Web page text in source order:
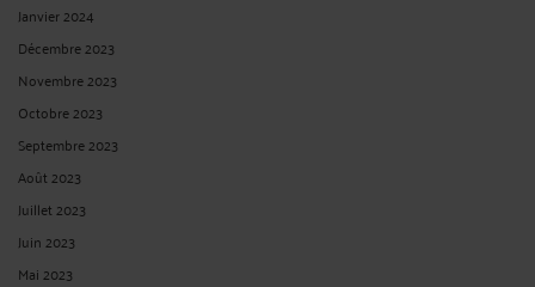
Janvier 2024
Décembre 2023
Novembre 2023
Octobre 2023
Septembre 2023
Août 2023
Juillet 2023
Juin 2023
Mai 2023